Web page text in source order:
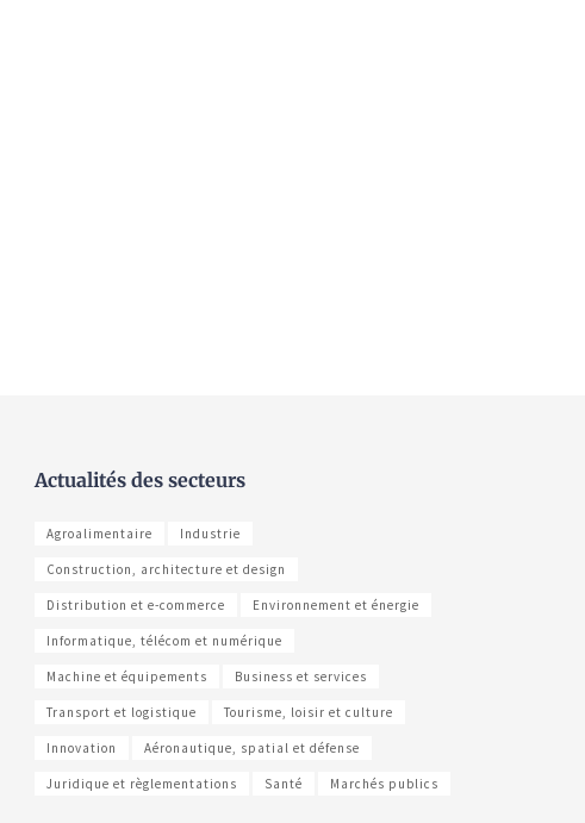
Actualités des secteurs
Agroalimentaire Industrie
Construction, architecture et design
Distribution et e-commerce Environnement et énergie
Informatique, télécom et numérique
Machine et équipements Business et services
Transport et logistique Tourisme, loisir et culture
Innovation Aéronautique, spatial et défense
Juridique et règlementations Santé Marchés publics